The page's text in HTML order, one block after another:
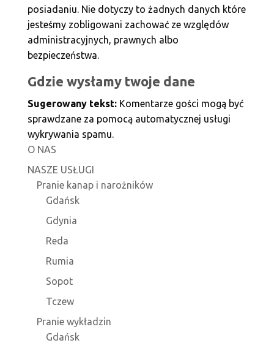
posiadaniu. Nie dotyczy to żadnych danych które
jesteśmy zobligowani zachować ze względów
administracyjnych, prawnych albo
bezpieczeństwa.
Gdzie wysłamy twoje dane
Sugerowany tekst: Komentarze gości mogą być
sprawdzane za pomocą automatycznej usługi
wykrywania spamu.
O NAS
NASZE USŁUGI
Pranie kanap i narożników
Gdańsk
Gdynia
Reda
Rumia
Sopot
Tczew
Pranie wykładzin
Gdańsk